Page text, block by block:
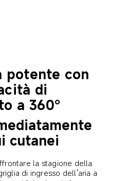
potente con
di
a 360°
cutanei
la stagione della
di ingresso dell'aria a